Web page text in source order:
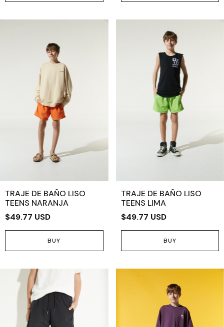
TRAJE DE BAÑO LISO
TEENS NARANJA
$49.77 USD
BUY
TRAJE DE BAÑO LISO
TEENS LIMA
$49.77 USD
BUY